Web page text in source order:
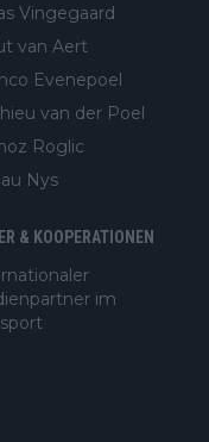
Vingegaard
van Aert
Evenepoel
van der Poel
Roglic
Nys
& KOOPERATIONEN
im